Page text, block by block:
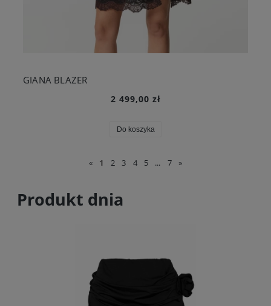
GIANA BLAZER
2 499,00 zł
Do koszyka
« 1 2 3 4 5 ... 7 »
Produkt dnia